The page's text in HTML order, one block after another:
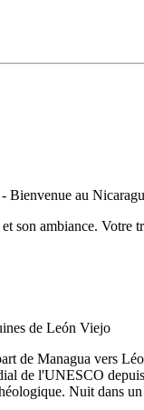
son ambiance.
de Managua vers
de l'UNESCO
Nuit dans